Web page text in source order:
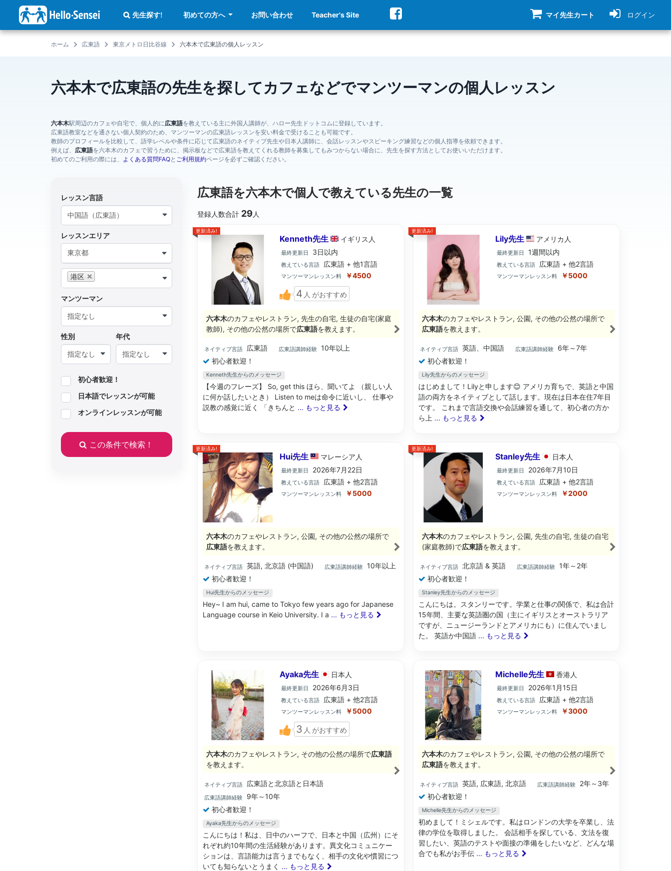
ン
先生探す! 初めての方へ お問い合わせ Teacher's Site マイ先生カート ログイン
ホーム 広東語 東京メトロ日比谷線 六本木で広東語の個人レッスン
六本木で広東語の先生を探してカフェなどでマンツーマンの個人レッスン
六本木駅周辺のカフェや自宅で、個人的に広東語を教えている主に外国人講師が、ハロー先生ドットコムに登録しています。
広東語教室などを通さない個人契約のため、マンツーマンの広東語レッスンを安い料金で受けることも可能です。
教師のプロフィールを比較して、語学レベルや条件に応じて広東語のネイティブ先生や日本人講師に、会話レッスンやスピーキング練習などの個人指導を依頼できます。
例えば、 広東語を六本木のカフェで習うために、掲示板などで広東語を教えてくれる教師を募集してもみつからない場合に、先生を探す方法としてお使いいただけます。
初めてのご利用の際には、 よくある質問FAQと ご利用規約ページを必ずご確認ください。
レッスン言語
レッスンエリア
東京都
港区
マンツーマン
性別 年代
初心者歓迎！
日本語でレッスンが可能
オンラインレッスンが可能
この条件で検索！
広東語を六本木で個人で教えている先生の一覧
登録人数合計 29 人
更新済み!
Kenneth先生 イギリス 人
最終更新日 3日以内
教えている言語 広東語 + 他1言語
マンツーマンレッスン料 ￥4500
4 人 がおすすめ
六本木のカフェやレストラン, 先生の自宅, 生徒の自宅(家庭
教師), その他の公然の場所で広東語を教えます。
ネイティブ言語 広東語 広東語講師経験
10年以上
初心者歓迎！
Kenneth先生からのメッセージ
【今週のフレーズ】 So, get this ほら、聞いてよ （親しい人
に何か話したいとき） Listen to meは命令に近いし、 仕事や
説教の感覚に近く 「きちんと ... もっと見る
更新済み!
Lily先生 アメリカ 人
最終更新日 1週間以内
教えている言語 広東語 + 他2言語
マンツーマンレッスン料 ￥5000
六本木のカフェやレストラン, 公園, その他の公然の場所で
広東語を教えます。
ネイティブ言語 英語、中国語 広東語講師経験
6年～7年
初心者歓迎！
Lily先生からのメッセージ
はじめまして！Lilyと申します😊 アメリカ育ちで、英語と中国
語の両方をネイティブとして話します。現在は日本在住7年目
です。 これまで言語交換や会話練習を通して、初心者の方か
ら上 ... もっと見る
更新済み!
Hui先生 マレーシア 人
最終更新日 2026年7月22日
教えている言語 広東語 + 他2言語
マンツーマンレッスン料 ￥5000
六本木のカフェやレストラン, 公園, その他の公然の場所で
広東語を教えます。
ネイティブ言語 英語, 北京語 (中国語) 広東語講師経験
10年以上
初心者歓迎！
Hui先生からのメッセージ
Hey~ I am hui, came to Tokyo few years ago for Japanese
Language course in Keio University. I a ... もっと見る
更新済み!
Stanley先生 日本 人
最終更新日 2026年7月10日
教えている言語 広東語 + 他2言語
マンツーマンレッスン料 ￥2000
六本木のカフェやレストラン, 公園, 先生の自宅, 生徒の自宅
(家庭教師)で広東語を教えます。
ネイティブ言語 北京語 & 英語 広東語講師経験
1年～2年
初心者歓迎！
Stanley先生からのメッセージ
こんにちは。スタンリーです。学業と仕事の関係で、私は合計
15年間、主要な英語圏の国（主にイギリスとオーストラリア
ですが、ニュージーランドとアメリカにも）に住んでいまし
た。 英語か中国語 ... もっと見る
Ayaka先生 日本 人
最終更新日 2026年6月3日
教えている言語 広東語 + 他2言語
マンツーマンレッスン料 ￥5000
3 人 がおすすめ
六本木のカフェやレストラン, その他の公然の場所で広東語
を教えます。
ネイティブ言語 広東語と北京語と日本語
広東語講師経験
9年～10年
初心者歓迎！
Ayaka先生からのメッセージ
こんにちは！私は、日中のハーフで、日本と中国（広州）にそ
れぞれ約10年間の生活経験があります。異文化コミュニケー
ションは、言語能力は言うまでもなく、相手の文化や慣習につ
いても知らないとうまく ... もっと見る
Michelle先生 香港人
最終更新日 2026年1月15日
教えている言語 広東語 + 他2言語
マンツーマンレッスン料 ￥3000
六本木のカフェやレストラン, 公園, その他の公然の場所で
広東語を教えます。
ネイティブ言語 英語, 広東語, 北京語 広東語講師経験
2年～3年
初心者歓迎！
Michelle先生からのメッセージ
初めまして！ミシェルです。私はロンドンの大学を卒業し、法
律の学位を取得しました。 会話相手を探している、文法を復
習したい、英語のテストや面接の準備をしたいなど、どんな場
合でも私がお手伝 ... もっと見る